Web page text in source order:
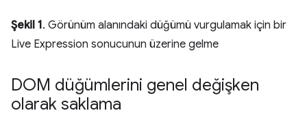
Şekil 1. Görünüm alanındaki düğümü vurgulamak için bir
Live Expression sonucunun üzerine gelme
DOM düğümlerini genel değişken
olarak saklama